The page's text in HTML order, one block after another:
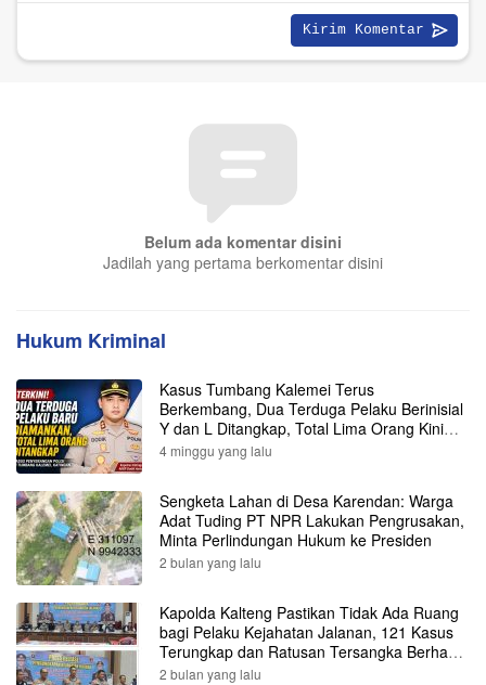
Belum ada komentar disini
Jadilah yang pertama berkomentar disini
Hukum Kriminal
Kasus Tumbang Kalemei Terus
Berkembang, Dua Terduga Pelaku Berinisial
Y dan L Ditangkap, Total Lima Orang Kini
Diamankan Polisi
4 minggu yang lalu
Sengketa Lahan di Desa Karendan: Warga
Adat Tuding PT NPR Lakukan Pengrusakan,
Minta Perlindungan Hukum ke Presiden
2 bulan yang lalu
Kapolda Kalteng Pastikan Tidak Ada Ruang
bagi Pelaku Kejahatan Jalanan, 121 Kasus
Terungkap dan Ratusan Tersangka Berhasil
Dibekuk
2 bulan yang lalu